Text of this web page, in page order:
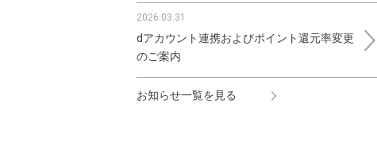
2026.03.31
dアカウント連携およびポイント還元率変更
のご案内
お知らせ一覧を見る